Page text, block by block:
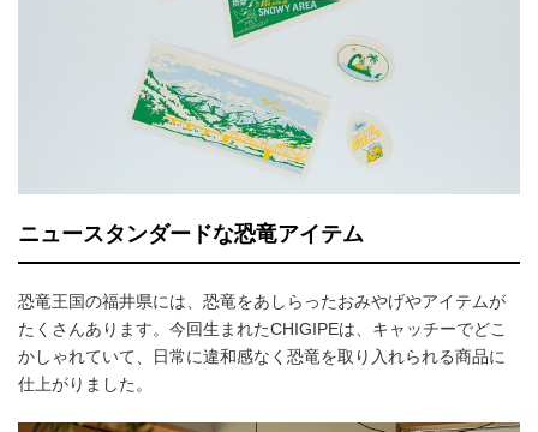
ニュースタンダードな恐竜アイテム
恐竜王国の福井県には、恐竜をあしらったおみやげやアイテムが
たくさんあります。今回生まれたCHIGIPEは、キャッチーでどこ
かしゃれていて、日常に違和感なく恐竜を取り入れられる商品に
仕上がりました。